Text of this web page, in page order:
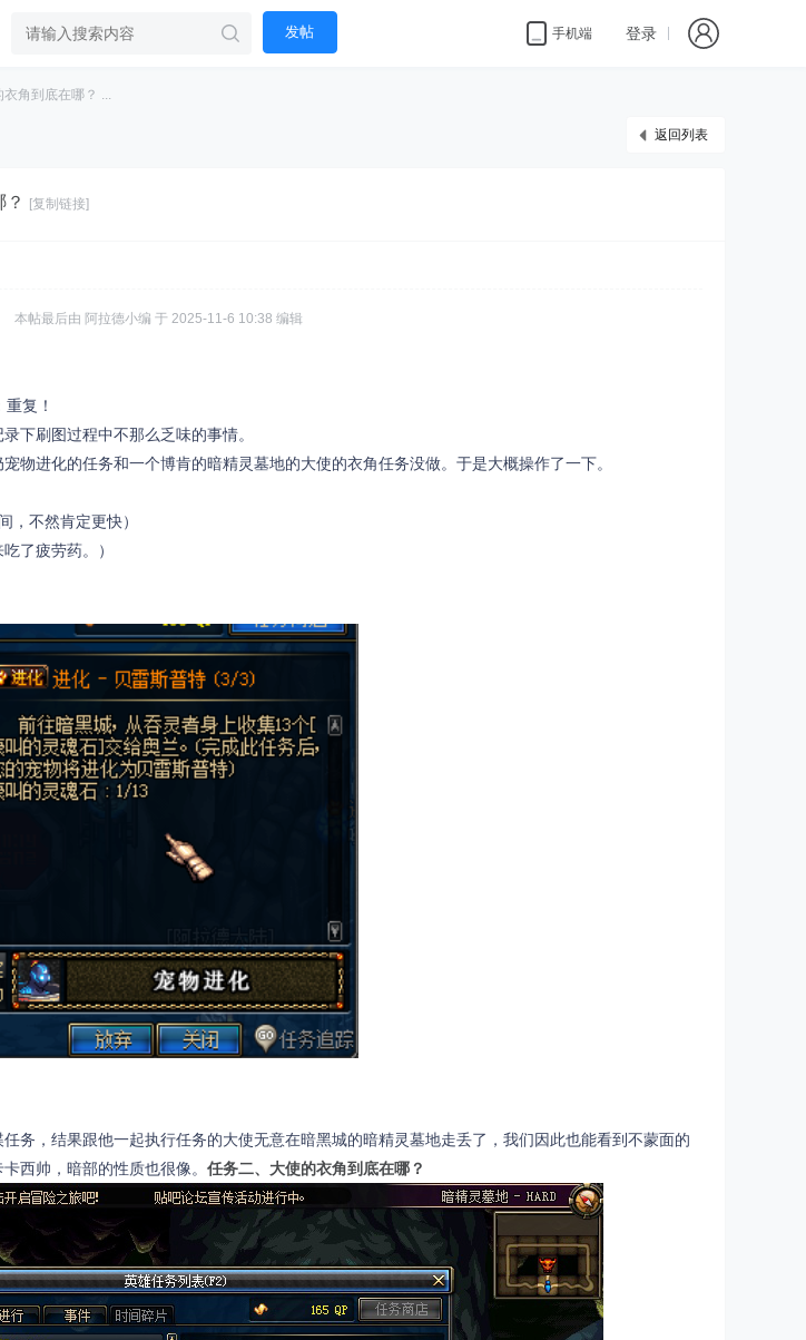
发帖 手机端 登录
角到底在哪？ ...
返回列表
[复制链接]
本帖最后由 阿拉德小编 于 2025-11-6 10:38 编辑
复！
下刷图过程中不那么乏味的事情。
物进化的任务和一个博肯的暗精灵墓地的大使的衣角任务没做。于是大概操作了一下。
，不然肯定更快）
了疲劳药。）
务，结果跟他一起执行任务的大使无意在暗黑城的暗精灵墓地走丢了，我们因此也能看到不蒙面的
西帅，暗部的性质也很像。 任务二、大使的衣角到底在哪？